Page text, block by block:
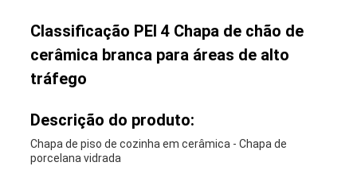
Classificação PEI 4 Chapa de chão de
cerâmica branca para áreas de alto
tráfego
Descrição do produto:
Chapa de piso de cozinha em cerâmica - Chapa de
porcelana vidrada